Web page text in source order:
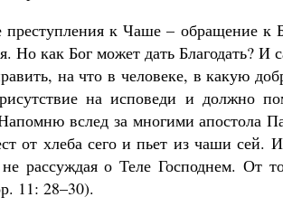
преступления к Чаше – обращение к
Но как Бог может дать Благодать? И
на что в человеке, в какую
на исповеди и должно
вслед за многими апостола
от хлеба сего и пьет из чаши сей.
не рассуждая о Теле Господнем.
11: 28–30).